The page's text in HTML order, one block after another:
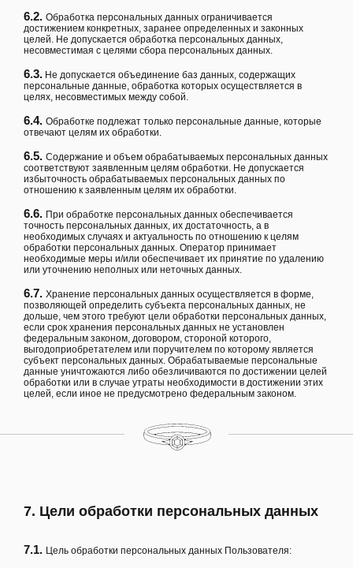
6.2. Обработка персональных данных ограничивается
достижением конкретных, заранее определенных и законных
целей. Не допускается обработка персональных данных,
несовместимая с целями сбора персональных данных.
6.3. Не допускается объединение баз данных, содержащих
персональные данные, обработка которых осуществляется в
целях, несовместимых между собой.
6.4. Обработке подлежат только персональные данные, которые
отвечают целям их обработки.
6.5. Содержание и объем обрабатываемых персональных данных
соответствуют заявленным целям обработки. Не допускается
избыточность обрабатываемых персональных данных по
отношению к заявленным целям их обработки.
6.6. При обработке персональных данных обеспечивается
точность персональных данных, их достаточность, а в
необходимых случаях и актуальность по отношению к целям
обработки персональных данных. Оператор принимает
необходимые меры и/или обеспечивает их принятие по удалению
или уточнению неполных или неточных данных.
6.7. Хранение персональных данных осуществляется в форме,
позволяющей определить субъекта персональных данных, не
дольше, чем этого требуют цели обработки персональных данных,
если срок хранения персональных данных не установлен
федеральным законом, договором, стороной которого,
выгодоприобретателем или поручителем по которому является
субъект персональных данных. Обрабатываемые персональные
данные уничтожаются либо обезличиваются по достижении целей
обработки или в случае утраты необходимости в достижении этих
целей, если иное не предусмотрено федеральным законом.
7. Цели обработки персональных данных
7.1. Цель обработки персональных данных Пользователя: